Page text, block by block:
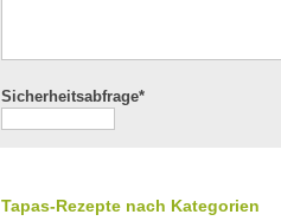
Sicherheitsabfrage*
Tapas-Rezepte nach Kategorien